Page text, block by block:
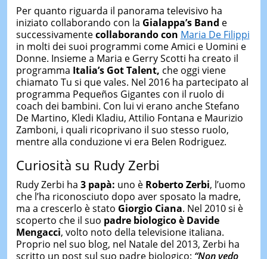
Per quanto riguarda il panorama televisivo ha
iniziato collaborando con la Gialappa’s Band e
successivamentecollaborando con Maria De Filippi
in molti dei suoi programmi come Amici e Uomini e
Donne. Insieme a Maria e Gerry Scotti ha creato il
programma Italia’s Got Talent, che oggi viene
chiamato Tu si que vales. Nel 2016 ha partecipato al
programma Pequeños Gigantes con il ruolo di
coach dei bambini. Con lui vi erano anche Stefano
De Martino, Kledi Kladiu, Attilio Fontana e Maurizio
Zamboni, i quali ricoprivano il suo stesso ruolo,
mentre alla conduzione vi era Belen Rodriguez.
Curiosità su Rudy Zerbi
Rudy Zerbi ha 3 papà: uno è Roberto Zerbi, l’uomo
che l’ha riconosciuto dopo aver sposato la madre,
ma a crescerlo è stato Giorgio Ciana. Nel 2010 si è
scoperto che il suo padre biologico è Davide
Mengacci, volto noto della televisione italiana.
Proprio nel suo blog, nel Natale del 2013, Zerbi ha
scritto un post sul suo padre biologico: “Non vedo